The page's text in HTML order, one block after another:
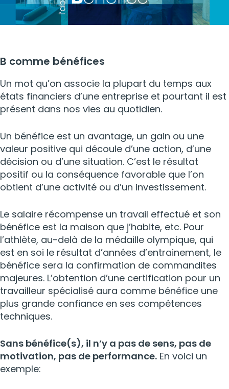
B comme bénéfices
Un mot qu’on associe la plupart du temps aux
états financiers d’une entreprise et pourtant il est
présent dans nos vies au quotidien.
Un bénéfice est un avantage, un gain ou une
valeur positive qui découle d’une action, d’une
décision ou d’une situation. C’est le résultat
positif ou la conséquence favorable que l’on
obtient d’une activité ou d’un investissement.
Le salaire récompense un travail effectué et son
bénéfice est la maison que j’habite, etc. Pour
l’athlète, au-delà de la médaille olympique, qui
est en soi le résultat d’années d’entrainement, le
bénéfice sera la confirmation de commandites
majeures. L’obtention d’une certification pour un
travailleur spécialisé aura comme bénéfice une
plus grande confiance en ses compétences
techniques.
Sans bénéfice(s), il n’y a pas de sens, pas de
motivation, pas de performance. En voici un
exemple: